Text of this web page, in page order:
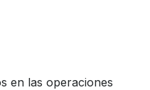
en las operaciones